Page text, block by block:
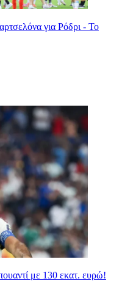
για Ρόδρι - Το
με 130 εκατ. ευρώ!